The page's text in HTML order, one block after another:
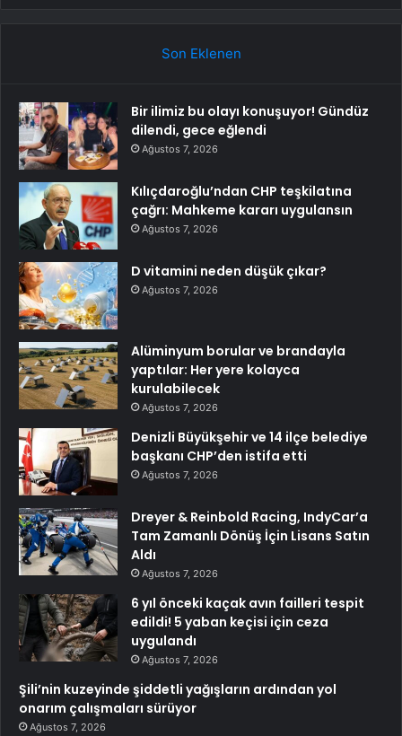
Son Eklenen
Bir ilimiz bu olayı konuşuyor! Gündüz
dilendi, gece eğlendi
Ağustos 7, 2026
Kılıçdaroğlu’ndan CHP teşkilatına
çağrı: Mahkeme kararı uygulansın
Ağustos 7, 2026
D vitamini neden düşük çıkar?
Ağustos 7, 2026
Alüminyum borular ve brandayla
yaptılar: Her yere kolayca
kurulabilecek
Ağustos 7, 2026
Denizli Büyükşehir ve 14 ilçe belediye
başkanı CHP’den istifa etti
Ağustos 7, 2026
Dreyer & Reinbold Racing, IndyCar’a
Tam Zamanlı Dönüş İçin Lisans Satın
Aldı
Ağustos 7, 2026
6 yıl önceki kaçak avın failleri tespit
edildi! 5 yaban keçisi için ceza
uygulandı
Ağustos 7, 2026
Şili’nin kuzeyinde şiddetli yağışların ardından yol
onarım çalışmaları sürüyor
Ağustos 7, 2026